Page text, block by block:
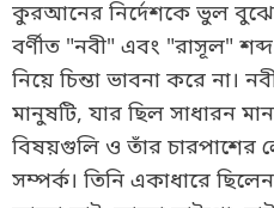
কুরআনের নির্দেশকে ভুল
বর্ণীত "নবী" এবং "রাসূল" শব্দ
নিয়ে চিন্তা ভাবনা করে না।
মানুষটি, যার ছিল সাধারন
বিষয়গুলি ও তাঁর চারপাশের
সম্পর্ক। তিনি একাধারে